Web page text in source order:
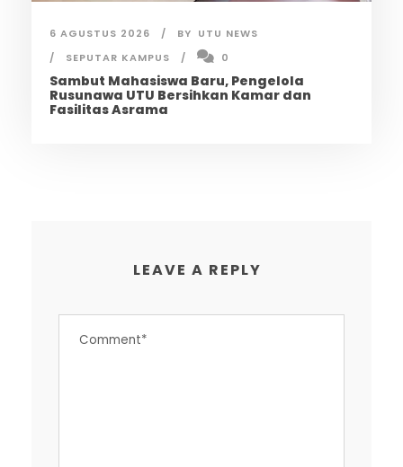
6 AGUSTUS 2026 BY UTU NEWS
SEPUTAR KAMPUS
0
Sambut Mahasiswa Baru, Pengelola
Rusunawa UTU Bersihkan Kamar dan
Fasilitas Asrama
LEAVE A REPLY